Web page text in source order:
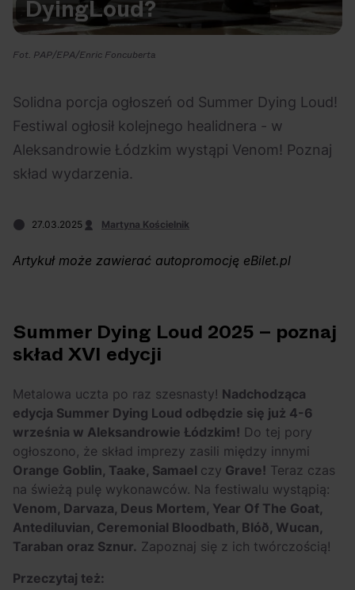
Na czasie
Polecane Scena Impostora 06.08.2026
Kto jest
eBilet Festiwal 05.08.2026
jednoczącą fanów
Festiwal OFF Festival 04.08.2026
OFF Festival 2026 –
nocne koncerty
warte uwagi!
High Five Polecane 04.08.2026
najciekawszych
wydarzeń w polskim
rapie [czerwiec i
lipiec 2026]
DyingLoud?
Fot. PAP/EPA/Enric Foncuberta
Solidna porcja ogłoszeń od Summer Dying Loud!
Festiwal ogłosił kolejnego healidnera - w
Aleksandrowie Łódzkim wystąpi Venom! Poznaj
skład wydarzenia.
27.03.2025 Martyna Kościelnik
Artykuł może zawierać autopromocję eBilet.pl
Summer Dying Loud 2025 – poznaj
skład XVI edycji
Metalowa uczta po raz szesnasty! Nadchodząca
edycja Summer Dying Loud odbędzie się już 4-6
września w Aleksandrowie Łódzkim! Do tej pory
ogłoszono, że skład imprezy zasili między innymi
Orange Goblin, Taake, Samael czy Grave! Teraz czas
na świeżą pulę wykonawców. Na festiwalu wystąpią:
Venom, Darvaza, Deus Mortem, Year Of The Goat,
Antediluvian, Ceremonial Bloodbath, Blóð, Wucan,
Taraban oraz Sznur. Zapoznaj się z ich twórczością!
Przeczytaj też: